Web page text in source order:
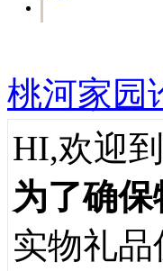
桃河家园
HI,欢迎
为了确
实物礼